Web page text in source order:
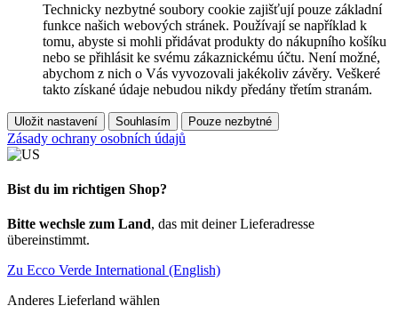
Technicky nezbytné soubory cookie zajišťují pouze základní
funkce našich webových stránek. Používají se například k
tomu, abyste si mohli přidávat produkty do nákupního košíku
nebo se přihlásit ke svému zákaznickému účtu. Není možné,
abychom z nich o Vás vyvozovali jakékoliv závěry. Veškeré
takto získané údaje nebudou nikdy předány třetím stranám.
Uložit nastavení Souhlasím Pouze nezbytné
Zásady ochrany osobních údajů
Bist du im richtigen Shop?
Bitte wechsle zum Land, das mit deiner Lieferadresse
übereinstimmt.
Zu Ecco Verde International (English)
Anderes Lieferland wählen